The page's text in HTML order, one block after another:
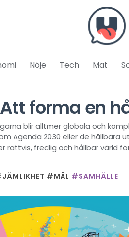
Nöje Tech Mat
forma en
blir alltmer globala och
Agenda 2030 eller de
rättvis, fredlig och hållbar värld
#MÅL #SAMHÄLLE